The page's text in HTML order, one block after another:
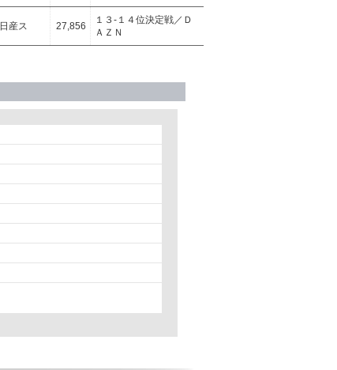
日産ス 27,856
１３‐１４位決定戦／Ｄ
ＡＺＮ